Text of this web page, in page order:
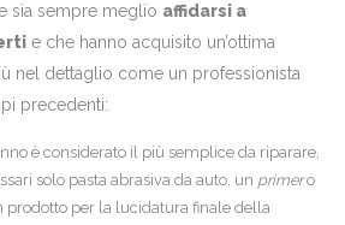
sia sempre meglio affidarsi a
e che hanno acquisito un’ottima
nel dettaglio come un professionista
precedenti:
è considerato il più semplice da riparare,
solo pasta abrasiva da auto, un primero
prodotto per la lucidatura finale della